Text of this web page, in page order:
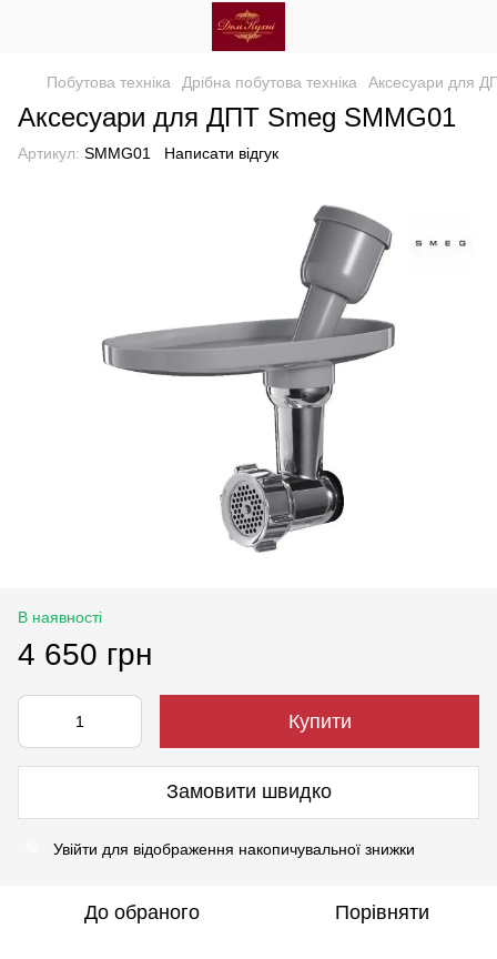
Побутова техніка Дрібна побутова техніка Аксесуари для
Аксесуари для ДПТ Smeg SMMG01
Артикул: SMMG01 Написати відгук
В наявності
4 650 грн
Купити
Замовити швидко
Увійти для відображення накопичувальної знижки
До обраного Порівняти